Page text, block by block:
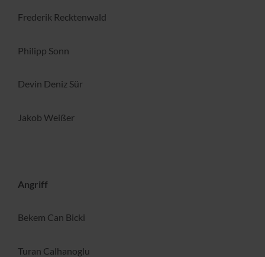
Frederik Recktenwald
Philipp Sonn
Devin Deniz Sür
Jakob Weißer
Angriff
Bekem Can Bicki
Turan Calhanoglu